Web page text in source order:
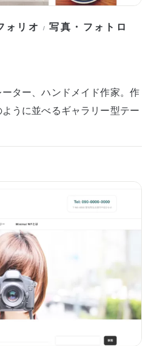
ォリオ /写真・フォトロ
ター、ハンドメイド作家。作
うに並べるギャラリー型テー